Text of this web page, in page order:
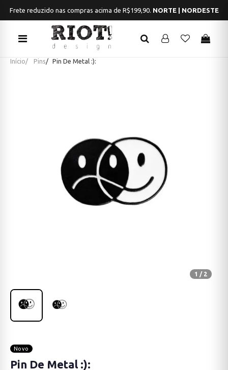
Frete reduzido nas compras acima de R$199,90. NORTE | NORDESTE
Início Pins Pin De Metal :):
1 / 2
Novo
Pin De Metal :):